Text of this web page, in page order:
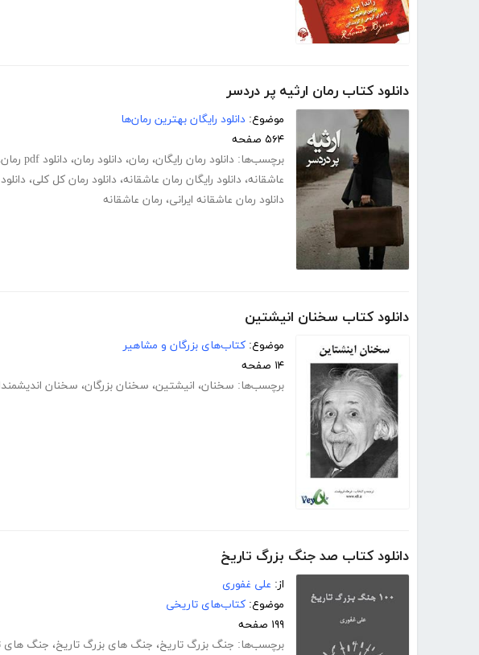
دانلود کتاب رمان ارثیه پر دردسر
موضوع: دانلود رایگان بهترین رمان‌ها
۵۶۴ صفحه
برچسب‌ها: دانلود رمان رایگان، رمان، دانلود رمان، دانلود pdf رمان
عاشقانه، دانلود رایگان رمان عاشقانه، دانلود رمان کل کلی،
دانلود رمان عاشقانه ایرانی، رمان عاشقانه
دانلود کتاب سخنان انیشتین
موضوع: کتاب‌های بزرگان و مشاهیر
۱۴ صفحه
برچسب‌ها: سخنان، انیشتین، سخنان بزرگان، سخنان
دانلود کتاب صد جنگ بزرگ تاریخ
از: علی غفوری
موضوع: کتاب‌های تاریخی
۱۹۹ صفحه
برچسب‌ها: جنگ بزرگ تاریخ، جنگ های بزرگ تاریخ، جنگ های